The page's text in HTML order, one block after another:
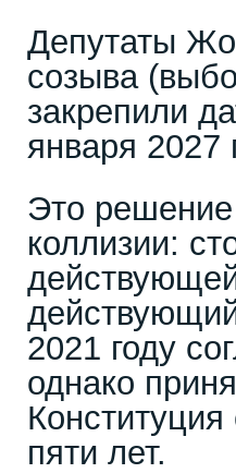
Депутаты
созыва
закрепили
января 2027
Это
коллизии:
2021 году
однако
пяти лет.